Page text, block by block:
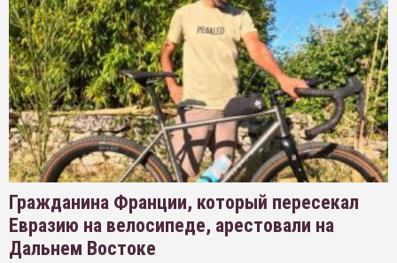
Гражданина Франции, который пересекал
Евразию на велосипеде, арестовали на
Дальнем Востоке